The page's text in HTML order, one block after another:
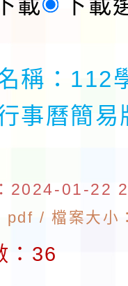
稱：112
事曆簡
2024-01-22
pdf / 檔案大小
：36